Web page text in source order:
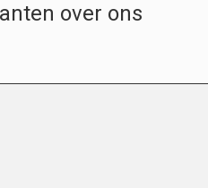
over ons